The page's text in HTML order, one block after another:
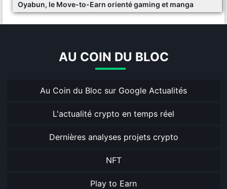
Oyabun, le Move-to-Earn orienté gaming et manga
AU COIN DU BLOC
Au Coin du Bloc sur Google Actualités
L'actualité crypto en temps réel
Dernières analyses projets crypto
NFT
Play to Earn